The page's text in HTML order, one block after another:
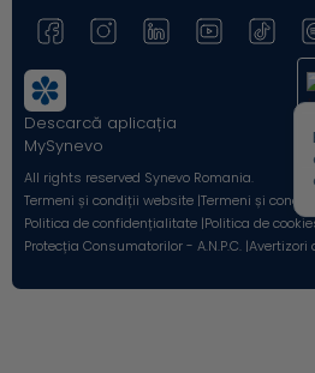
Descarcă aplicația
MySynevo
All rights reserved Synevo Romania.
Termeni și condiții website |Termeni și condiții
Politica de confidențialitate |Politica de
Protecția Consumatorilor - A.N.P.C. |Avertizori